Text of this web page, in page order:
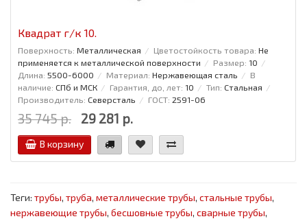
Квадрат г/к 10.
Поверхность: Металлическая Цветостойкость товара: Не
применяется к металлической поверхности
Размер: 10
Длина: 5500-6000 Материал: Нержавеющая сталь
В
наличие: СПб и МСК Гарантия, до, лет: 10 Тип: Стальная
Производитель: Северсталь ГОСТ: 2591-06
35 745 р. 29 281 р.
В корзину
Теги: трубы, труба, металлические трубы, стальные трубы,
нержавеющие трубы, бесшовные трубы, сварные трубы,